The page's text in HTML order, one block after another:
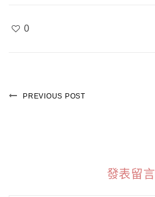
0
PREVIOUS POST
發表留言